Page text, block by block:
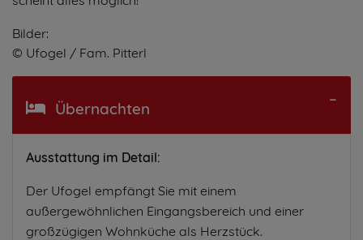
Bilder:
© Ufogel / Fam. Pitterl
Übernachten
Ausstattung im Detail:
Der Ufogel empfängt Sie mit einem
außergewöhnlichen Eingangsbereich und einer
großzügigen Wohnküche als Herzstück.